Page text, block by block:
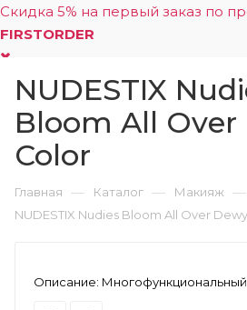
Скидка 5% на первый заказ по
FIRSTORDER
NUDESTIX
Bloom All Over
Color
Главная — Каталог — Макияж —
NUDESTIX Nudies Bloom All Over
Описание: Многофункциональный